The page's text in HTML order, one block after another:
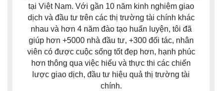
tại Việt Nam. Với gần 10 năm kinh nghiệm giao
dịch và đầu tư trên các thị trường tài chính khác
nhau và hơn 4 năm đào tạo huấn luyện, tôi đã
giúp hơn +5000 nhà đầu tư, +300 đối tác, nhân
viên có được cuộc sống tốt đẹp hơn, hạnh phúc
hơn thông qua việc hiểu và thực thi các chiến
lược giao dịch, đầu tư hiệu quả thị trường tài
chính.